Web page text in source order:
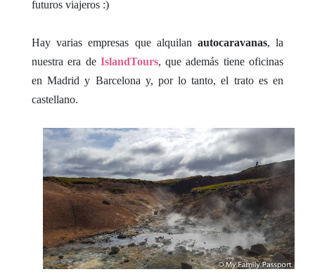
futuros viajeros :)
Hay varias empresas que alquilan autocaravanas, la
nuestra era de IslandTours, que además tiene oficinas
en Madrid y Barcelona y, por lo tanto, el trato es en
castellano.